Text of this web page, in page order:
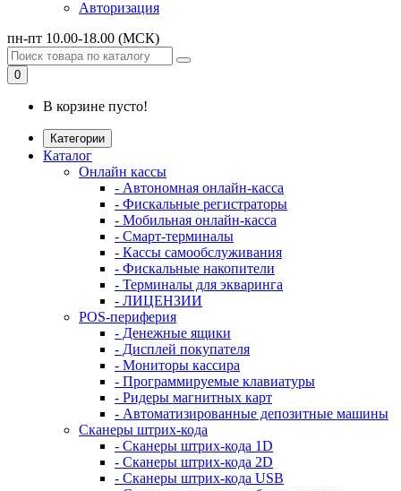
Авторизация
пн-пт 10.00-18.00 (МСК)
0
В корзине пусто!
Категории
Каталог
Онлайн кассы
- Автономная онлайн-касса
- Фискальные регистраторы
- Мобильная онлайн-касса
- Смарт-терминалы
- Кассы самообслуживания
- Фискальные накопители
- Терминалы для экваринга
- ЛИЦЕНЗИИ
POS-периферия
- Денежные ящики
- Дисплей покупателя
- Мониторы кассира
- Программируемые клавиатуры
- Ридеры магнитных карт
- Автоматизированные депозитные машины
Сканеры штрих-кода
- Сканеры штрих-кода 1D
- Сканеры штрих-кода 2D
- Сканеры штрих-кода USB